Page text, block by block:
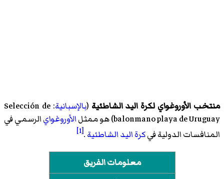
منتخب الأوروغواي لكرة اليد الشاطئية (بالإسبانية:
Selección de
balonmano playa de Uruguay)‏ هو ممثلالأوروغوايالرسمي في
المنافسات الدولية فيكرة اليد الشاطئية.
[1]
معلومات الفريق